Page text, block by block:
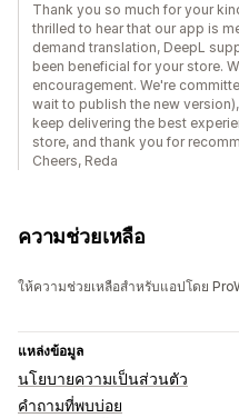
Thank you so much for your
thrilled to hear that our app is
demand translation, DeepL
been beneficial for your store.
encouragement. We're
wait to publish the new
keep delivering the best
store, and thank you for
Cheers, Reda
ความช่วยเหลือ
ให้ความช่วยเหลือสำหรับแอปโดย
แหล่งข้อมูล
นโยบายความเป็นส่วนตัว
คำถามที่พบบ่อย